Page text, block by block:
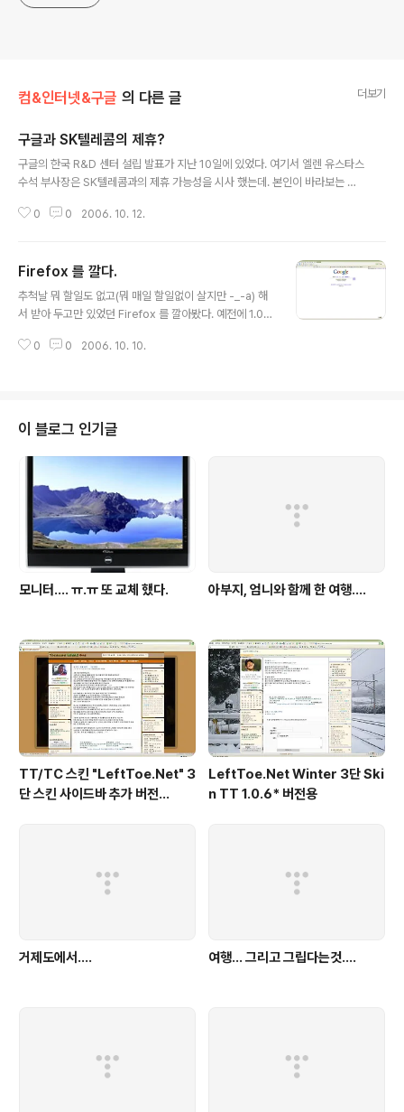
컴&인터넷&구글 의 다른 글 더보기
구글과 SK텔레콤의 제휴?
구글의 한국 R&D 센터 설립 발표가 지난 10일에 있었다. 여기서 엘렌 유스타스
수석 부사장은 SK텔레콤과의 제휴 가능성을 시사 했는데. 본인이 바라보는 시
사이에서 SK텔레콤과 제휴 한다고 해서 과연 누리꾼들의 이목을 집중 시킬수가
게 잠깐의 도움이야 되겠지만 그리 오래가지는 못할것 같다는 생각이 든다. 누
리꾼들 역시 보는 눈들이 갈수록 고급화가 되어 있어서 뭔가 눈에 띄일만한 서
비스가 나오지 않는 이상. 구글의 행복은 그리 오래 가지 않을 것으로 보인다. 뭐
0 0 2006. 10. 12.
Firefox 를 깔다.
추척날 뭐 할일도 없고(뭐 매일 할일없이 살지만 -_-a) 해
서 받아 두고만 있었던 Firefox 를 깔아봤다. 예전에 1.0
있던지라 별 기대는 없이 깔았지. 뭐 특별히 인터페이스가
래 익스플로러 보다는 자원을 적게 먹고 로딩 속도도 빨라
서 소위 파워 유저들에겐 인정을 받고 있는 웹브라우저이
다. 모질라의 오픈 소스로 만들어진 탓에 거대 공룡 익스플
로러에는 아직 못미치나 웹표준만 잘 따라준다면 큰 문제
없이 사용 해볼만한 브라우저 인것 같다. 특히 텝기능은 정
말 유용하다..
0 0 2006. 10. 10.
이 블로그 인기글
모니터.... ㅠ.ㅠ 또 교체 했다. 아부지, 엄니와 함께 한 여행....
TT/TC 스킨 "LeftToe.Net" 3
단 스킨 사이드바 추가 버전...
LeftToe.Net Winter 3단 Ski
n TT 1.0.6* 버전용
거제도에서.... 여행... 그리고 그립다는것....